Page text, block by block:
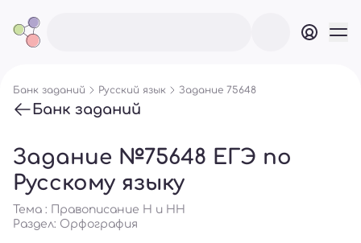
Банк заданий Русский язык Задание 75648
Банк заданий
Задание №75648 ЕГЭ по
Русскому языку
Тема : Правописание Н и НН
Раздел: Орфография